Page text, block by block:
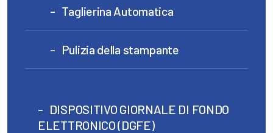
Taglierina Automatica
Pulizia della stampante
DISPOSITIVO GIORNALE DI FONDO
ELETTRONICO (DGFE)